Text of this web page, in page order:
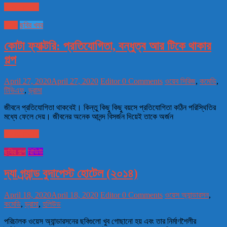
ছবির খবর
কোটা ফ্যাক্টরি: প্রতিযোগিতা, বন্ধুত্ব আর টিকে থাকার
গল্প
April 27, 2020April 27, 2020 Editor0 Comments ওয়েব সিরিজ, কমেডি,
টিভিএফ,ড্রামা
জীবনে প্রতিযোগিতা থাকবেই। কিন্তু কিছু কিছু বয়সে প্রতিযোগিতা কঠিন পরিস্থিতির
মধ্যে ফেলে দেয়। জীবনের অনেক আনন্দ বিসর্জন দিয়েই তাকে অর্জন
ছবির গল্প রিভিউ
দ্যা গ্র্যান্ড বুদাপেস্ট হোটেল (২০১৪)
April 18, 2020April 18, 2020 Editor0 Comments ওয়েস অ্যান্ডারসন,
কমেডি,ড্রামা, হলিউড
পরিচালক ওয়েস অ্যান্ডারসনের ছবিগুলো খুব গোছানো হয় এবং তার নির্মাণশৈলীর